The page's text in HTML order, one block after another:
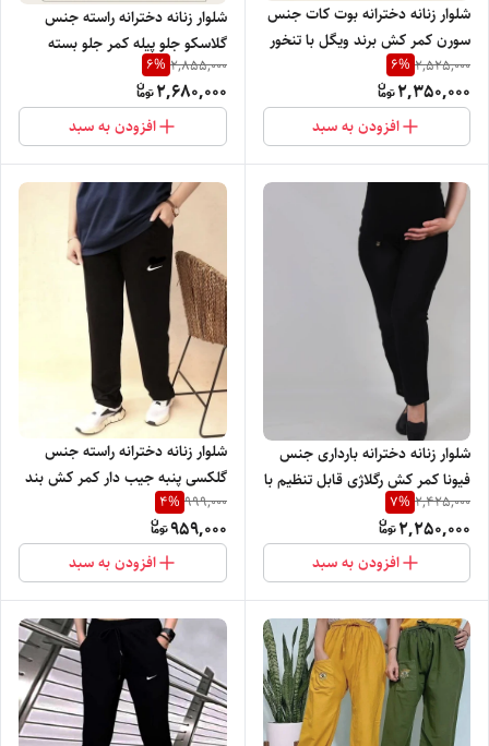
شلوار زنانه دخترانه بوت کات جنس
سورن کمر کش برند ویگل با تنخور
بسیار نرم راحت و شیک
2,525,000
6%
2,350,000
افزودن به سبد
شلوار زنانه دخترانه راسته جنس
گلاسکو جلو پیله کمر جلو بسته
پشت کش برند ویگل با تنخور بسیار
نرم راحت و شیک
2,855,000
6%
2,680,000
افزودن به سبد
شلوار زنانه دخترانه بارداری جنس
فیونا کمر کش رگلاژی قابل تنظیم با
تنخور بسیار نرم راحت و شیک
2,425,000
7%
2,250,000
افزودن به سبد
شلوار زنانه دخترانه راسته جنس
گلکسی پنبه جیب دار کمر کش بند
دار با دو چاپ نایک و دو نایک
999,000
4%
959,000
افزودن به سبد